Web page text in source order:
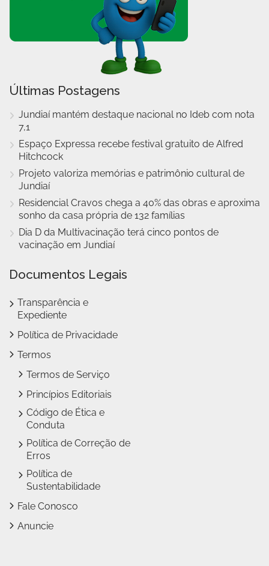
Últimas Postagens
Jundiaí mantém destaque nacional no Ideb com nota
7,1
Espaço Expressa recebe festival gratuito de Alfred
Hitchcock
Projeto valoriza memórias e patrimônio cultural de
Jundiaí
Residencial Cravos chega a 40% das obras e aproxima
sonho da casa própria de 132 famílias
Dia D da Multivacinação terá cinco pontos de
vacinação em Jundiaí
Documentos Legais
Transparência e
Expediente
Política de Privacidade
Termos
Termos de Serviço
Princípios Editoriais
Código de Ética e
Conduta
Política de Correção de
Erros
Política de
Sustentabilidade
Fale Conosco
Anuncie